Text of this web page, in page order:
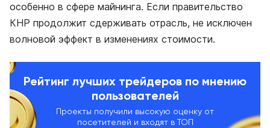
особенно в сфере майнинга. Если правительство
КНР продолжит сдерживать отрасль, не исключен
волновой эффект в изменениях стоимости.
Рейтинг лучших трейдеров по мнению
пользователей
Проекты получили высокую оценку от
посетителей и входят в ТОП